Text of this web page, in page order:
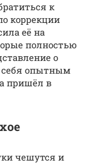
к
коррекции
её на
полностью
о
себя опытным
пришёл в
чешутся и